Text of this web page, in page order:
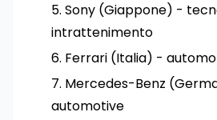
Sony (Giappone) -
intrattenimento
Ferrari (Italia) -
Mercedes-Benz
automotive